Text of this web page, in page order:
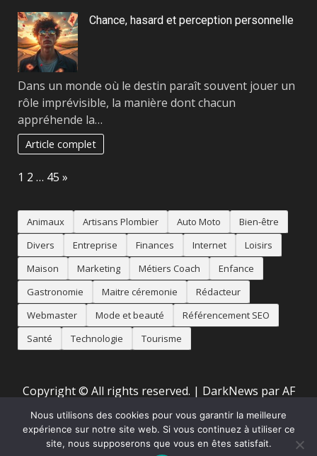
Chance, hasard et perception personnelle
Dans un monde où le destin paraît souvent jouer un
rôle imprévisible, la manière dont chacun
appréhende la…
Article complet
Page:
1 2 … 45 Next
»
Animaux Artisans Plombier Auto Moto
Bien-être
Divers
Entreprise Finances Internet
Loisirs
Maison
Marketing Métiers Coach
Enfance
Gastronomie
Maitre céremonie
Rédacteur
Webmaster
Mode et beauté
Référencement SEO
Santé
Technologie Tourisme
Copyright © All rights reserved. | DarkNews par AF
Accueil Mentions Légales Animaux Artisans Auto
Nous utilisons des cookies pour vous garantir la meilleure
expérience sur notre site web. Si vous continuez à utiliser ce
site, nous supposerons que vous en êtes satisfait.